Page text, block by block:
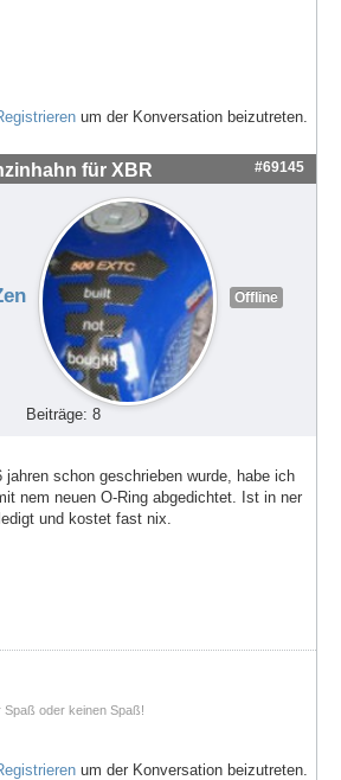
um der Konversation beizutreten.
für XBR #69145
Offline
Beiträge: 8
jahren schon geschrieben wurde, habe ich
nem neuen O-Ring abgedichtet. Ist in ner
und kostet fast nix.
Spaß oder keinen Spaß!
um der Konversation beizutreten.